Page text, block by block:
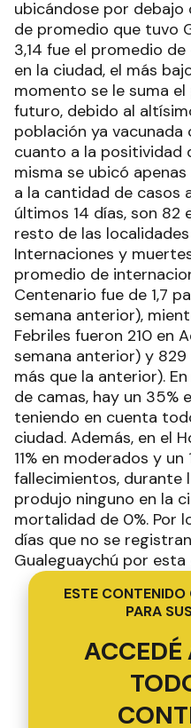
ubicándose por debajo
de promedio que tuvo
3,14 fue el promedio
en la ciudad, el más
momento se le suma
futuro, debido al
población ya vacunada
cuanto a la positividad
misma se ubicó apenas
a la cantidad de casos
últimos 14 días, son 82
resto de las
Internaciones y
promedio de
Centenario fue de 1,7
semana anterior),
Febriles fueron 210 en
semana anterior) y 829
más que la anterior).
de camas, hay un 35%
teniendo en cuenta
ciudad. Además, en el
11% en moderados y
fallecimientos, durante
produjo ninguno en la
mortalidad de 0%. Por
días que no se
Gualeguaychú por esta
ESTE
PARA
ACCEDÉ